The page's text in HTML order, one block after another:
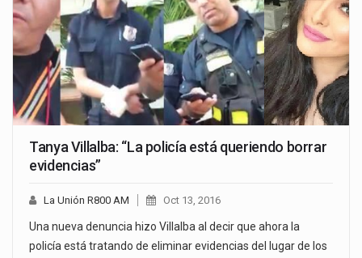
Tanya Villalba: “La policía está queriendo borrar
evidencias”
La Unión R800 AM Oct 13, 2016
Una nueva denuncia hizo Villalba al decir que ahora la
policía está tratando de eliminar evidencias del lugar de los